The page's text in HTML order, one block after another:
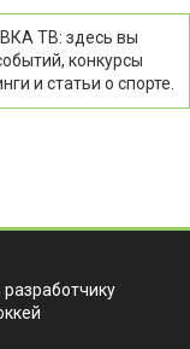
ТВ: здесь вы
конкурсы
и статьи о спорте.